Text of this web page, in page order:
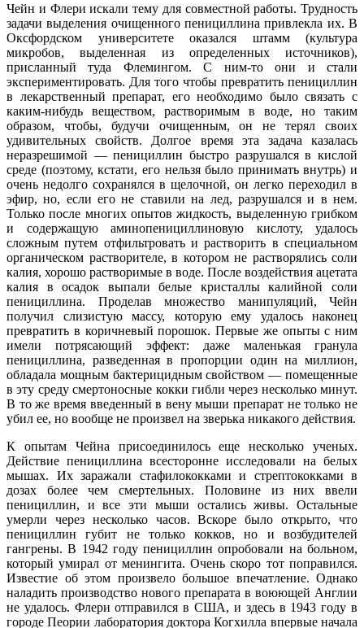
Чейн и Флери искали тему для совместной работы. Трудность
задачи выделения очищенного пенициллина привлекла их. В
Оксфордском университете оказался штамм (культура
микробов, выделенная из определенных источников),
присланный туда Флемингом. С ним-то они и стали
экспериментировать. Для того чтобы превратить пенициллин
в лекарственный препарат, его необходимо было связать с
каким-нибудь веществом, растворимым в воде, но таким
образом, чтобы, будучи очищенным, он не терял своих
удивительных свойств. Долгое время эта задача казалась
неразрешимой — пенициллин быстро разрушался в кислой
среде (поэтому, кстати, его нельзя было принимать внутрь) и
очень недолго сохранялся в щелочной, он легко переходил в
эфир, но, если его не ставили на лед, разрушался и в нем.
Только после многих опытов жидкость, выделенную грибком
и содержащую аминопенициллиновую кислоту, удалось
сложным путем отфильтровать и растворить в специальном
органическом растворителе, в котором не растворялись соли
калия, хорошо растворимые в воде. После воздействия ацетата
калия в осадок выпали белые кристаллы калийной соли
пенициллина. Проделав множество манипуляций, Чейн
получил слизистую массу, которую ему удалось наконец
превратить в коричневый порошок. Первые же опыты с ним
имели потрясающий эффект: даже маленькая гранула
пенициллина, разведенная в пропорции один на миллион,
обладала мощным бактерицидным свойством — помещенные
в эту среду смертоносные кокки гибли через несколько минут.
В то же время введенный в вену мыши препарат не только не
убил ее, но вообще не произвел на зверька никакого действия.
К опытам Чейна присоединилось еще несколько ученых.
Действие пенициллина всесторонне исследовали на белых
мышах. Их заражали стафилококками и стрептококками в
дозах более чем смертельных. Половине из них ввели
пенициллин, и все эти мыши остались живы. Остальные
умерли через несколько часов. Вскоре было открыто, что
пенициллин губит не только кокков, но и возбудителей
гангрены. В 1942 году пенициллин опробовали на больном,
который умирал от менингита. Очень скоро тот поправился.
Известие об этом произвело большое впечатление. Однако
наладить производство нового препарата в воюющей Англии
не удалось. Флери отправился в США, и здесь в 1943 году в
городе Пеории лаборатория доктора Когхилла впервые начала